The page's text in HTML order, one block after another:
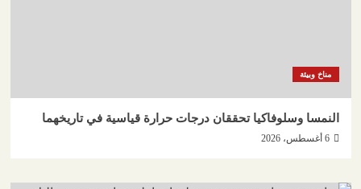
مناخ وبيئة
النمسا وسلوفاكيا تحققان درجات حرارة قياسية في تاريخهما
6 أغسطس، 2026